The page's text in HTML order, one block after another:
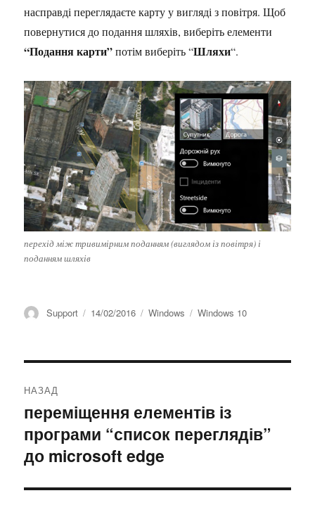
насправді переглядаєте карту у вигляді з повітря. Щоб
повернутися до подання шляхів, виберіть елементи
“Подання карти”потім виберіть “Шляхи“.
перехід між тривимірним поданням (виглядом із повітря) і
поданням шляхів
Автор
Support Оприлюднено
14/02/2016 Категорії
Windows Позначки
Windows 10
записів
НАЗАД
Попередній
запис:
переміщення елементів із
програми “список переглядів”
до microsoft edge